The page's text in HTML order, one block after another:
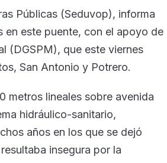
Públicas (Seduvop), informa
en este puente, con el apoyo de
(DGSPM), que este viernes
San Antonio y Potrero.
metros lineales sobre avenida
hidráulico-sanitario,
años en los que se dejó
insegura por la